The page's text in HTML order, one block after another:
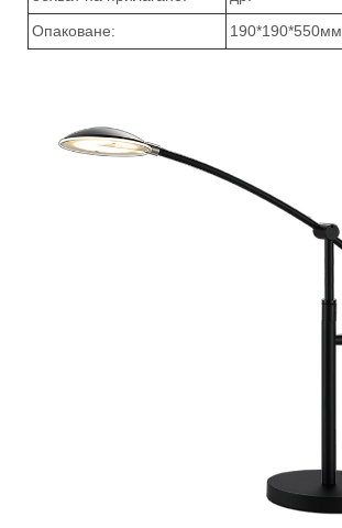
Опаковане:
190*190*550мм